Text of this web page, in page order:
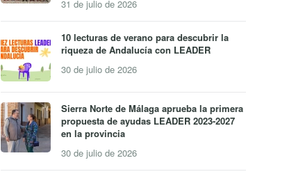
31 de julio de 2026
10 lecturas de verano para descubrir la
riqueza de Andalucía con LEADER
30 de julio de 2026
Sierra Norte de Málaga aprueba la primera
propuesta de ayudas LEADER 2023-2027
en la provincia
30 de julio de 2026